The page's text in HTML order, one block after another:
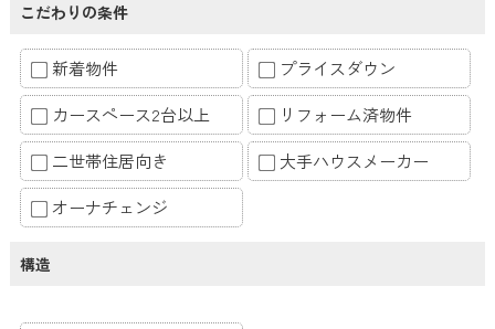
こだわりの条件
新着物件
プライスダウン
カースペース2台以上
リフォーム済物件
二世帯住居向き
大手ハウスメーカー
オーナチェンジ
構造